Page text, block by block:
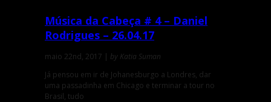
Música da Cabeça # 4 – Daniel
Rodrigues – 26.04.17
maio 22nd, 2017 | by Katia Suman
Já pensou em ir de Johanesburgo a Londres, dar
uma passadinha em Chicago e terminar a tour no
Brasil, tudo